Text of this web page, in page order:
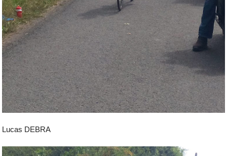
Lucas DEBRA